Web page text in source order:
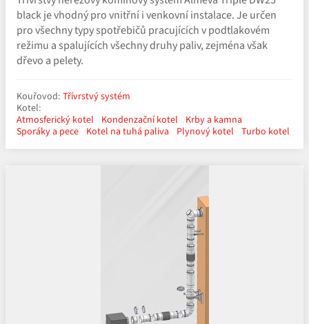
black je vhodný pro vnitřní i venkovní instalace. Je určen
pro všechny typy spotřebičů pracujících v podtlakovém
režimu a spalujících všechny druhy paliv, zejména však
dřevo a pelety.
Kouřovod: Třívrstvý systém
Kotel:
Atmosferický kotel
Kondenzační kotel
Krby a kamna
Sporáky a pece Kotel na tuhá paliva Plynový kotel Turbo kotel